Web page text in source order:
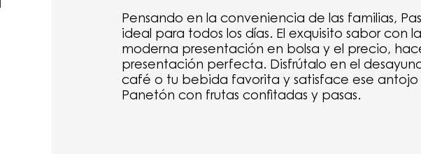
Pensando en la conveniencia de las familias,
ideal para todos los días. El exquisito sabor con
moderna presentación en bolsa y el precio,
presentación perfecta. Disfrútalo en el
café o tu bebida favorita y satisface ese antojo
Panetón con frutas confitadas y pasas.